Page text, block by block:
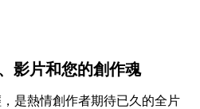
影片和您的創作魂
是熱情創作者期待已久的全片